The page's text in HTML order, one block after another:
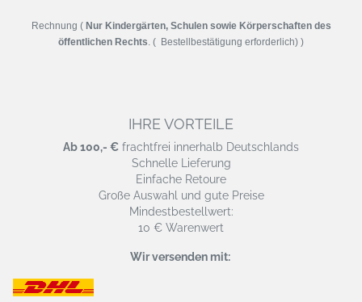
Rechnung ( Nur Kindergärten, Schulen sowie Körperschaften des
öffentlichen Rechts . ( Bestellbestätigung erforderlich) )
IHRE VORTEILE
Ab 100,- € frachtfrei innerhalb Deutschlands
Schnelle Lieferung
Einfache Retoure
Große Auswahl und gute Preise
Mindestbestellwert:
10 € Warenwert
Wir versenden mit: